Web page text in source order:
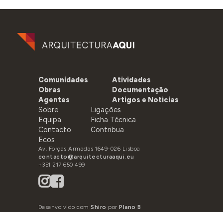
Comunidades
Obras
Agentes
Atividades
Documentação
Artigos e Noticias
Sobre
Equipa
Contacto
Ecos
Ligações
Ficha Técnica
Contribua
Av. Forças Armadas 1649-026 Lisboa
contacto@arquitecturaaqui.eu
+351 217 650 499
Desenvolvido comShiro porPlano B